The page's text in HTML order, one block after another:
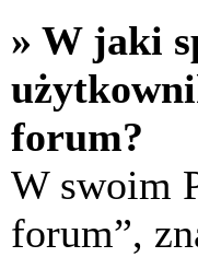
» W jaki
forum?
W swoim
forum”,